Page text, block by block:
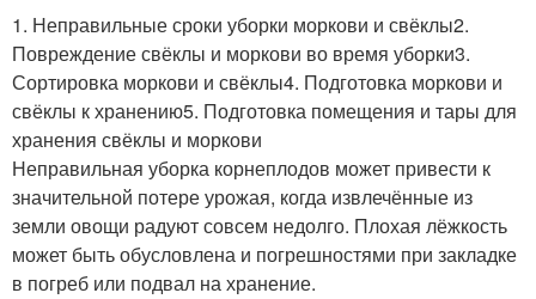
1. Неправильные сроки уборки моркови и свёклы2.
Повреждение свёклы и моркови во время уборки3.
Сортировка моркови и свёклы4. Подготовка моркови и
свёклы к хранению5. Подготовка помещения и тары для
хранения свёклы и моркови
Неправильная уборка корнеплодов может привести к
значительной потере урожая, когда извлечённые из
земли овощи радуют совсем недолго. Плохая лёжкость
может быть обусловлена и погрешностями при закладке
в погреб или подвал на хранение.